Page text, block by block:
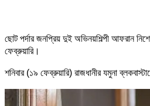
ছোট পর্দার জনপ্রিয় দুই অভিনয়শিল্পী আফরান
ফেব্রুয়ারি।
শনিবার (১৯ ফেব্রুয়ারি) রাজধানীর যমুনা